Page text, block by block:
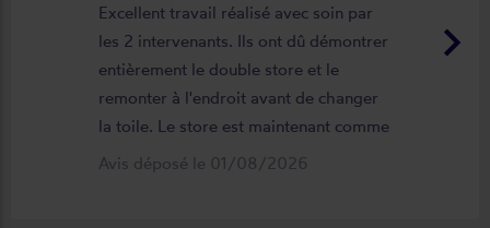
keyboard_arrow_right
Excellent travail réalisé avec soin par
les 2 intervenants. Ils ont dû démontrer
entièrement le double store et le
remonter à l'endroit avant de changer
la toile. Le store est maintenant comme
neuf, parfaitement positionné et
Avis déposé le 01/08/2026